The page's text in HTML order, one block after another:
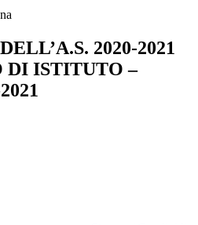
2020-2021
DI ISTITUTO –